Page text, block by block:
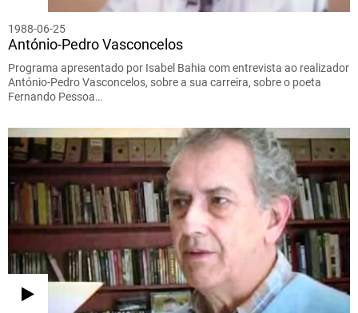
1988-06-25
António-Pedro Vasconcelos
Programa apresentado por Isabel Bahia com entrevista ao realizador
António-Pedro Vasconcelos, sobre a sua carreira, sobre o poeta
Fernando Pessoa…